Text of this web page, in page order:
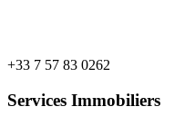
+33 7 57 83 0262
Services Immobiliers